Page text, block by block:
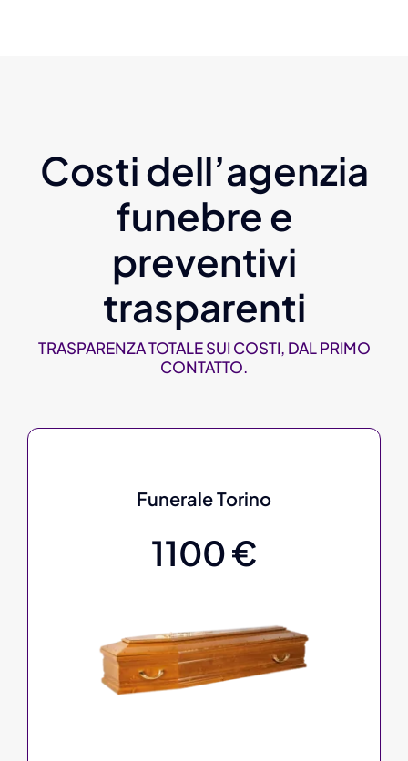
Costi dell’agenzia
funebre e
preventivi
trasparenti
TRASPARENZA TOTALE SUI COSTI, DAL PRIMO
CONTATTO.
Funerale Torino
1100 €